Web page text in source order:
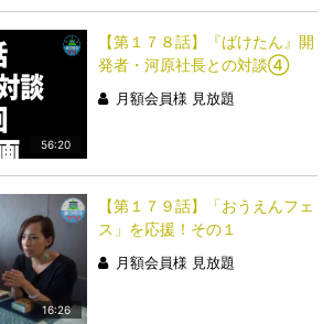
56:20
【第１７８話】『ばけたん』開
発者・河原社長との対談④
月額会員様 見放題
16:26
【第１７９話】「おうえんフェ
ス」を応援！その１
月額会員様 見放題